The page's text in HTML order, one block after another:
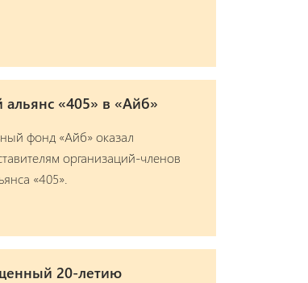
«405» в «Айб»
фонд «Айб» оказал
организаций-членов
«405».
20-летию